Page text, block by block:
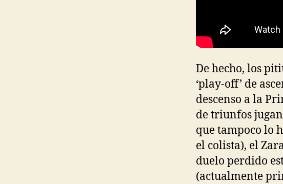
De hecho, los
‘play-off’ de
descenso a la
de triunfos
que tampoco lo
el colista), el
duelo perdido
(actualmente